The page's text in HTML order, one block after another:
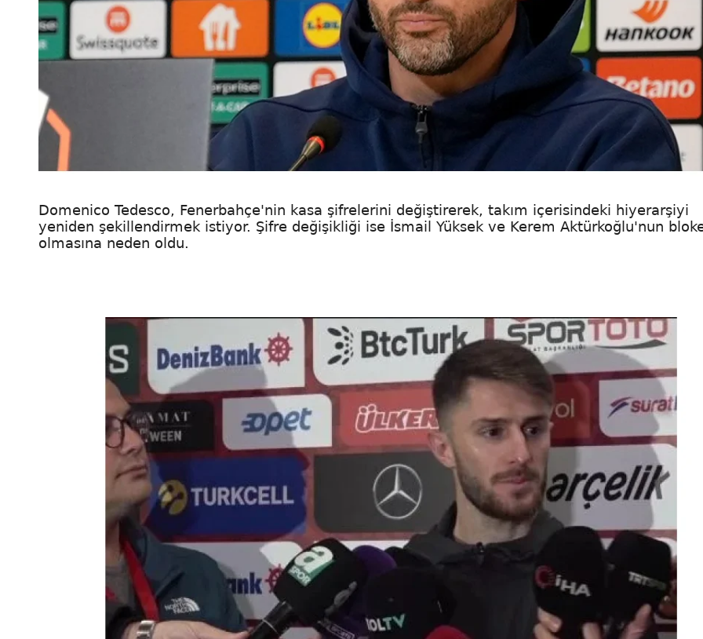
Domenico Tedesco, Fenerbahçe'nin kasa şifrelerini değiştirerek, takım içerisindeki hiyerarşiyi
yeniden şekillendirmek istiyor. Şifre değişikliği ise İsmail Yüksek ve Kerem Aktürkoğlu'nun
olmasına neden oldu.